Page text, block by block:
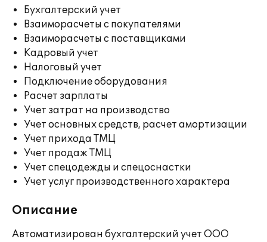
Бухгалтерский учет
Взаиморасчеты с покупателями
Взаиморасчеты с поставщиками
Кадровый учет
Налоговый учет
Подключение оборудования
Расчет зарплаты
Учет затрат на производство
Учет основных средств, расчет амортизации
Учет прихода ТМЦ
Учет продаж ТМЦ
Учет спецодежды и спецоснастки
Учет услуг производственного характера
Описание
Автоматизирован бухгалтерский учет ООО